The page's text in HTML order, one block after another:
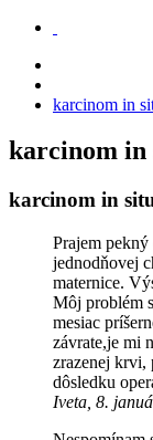
karcinom in
karcinom in
karcinom in
Prajem
jednodňovej
maternice.
Môj problém
mesiac
závrate,je mi
zrazenej krvi,
dôsledku
Iveta, 8.